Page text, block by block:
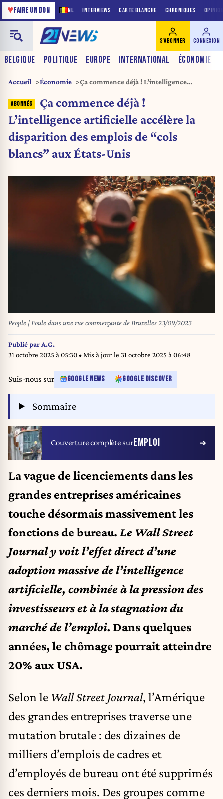
NL INTERVIEWS CARTE BLANCHE CHRONIQUES
♥FAIRE UN DON
BELGIQUE POLITIQUE EUROPE INTERNATIONAL ÉCONOMIE
S'ABONNER CONNEXION
Accueil Économie
Ça commence déjà ! L’intelligence
emplois de “cols blancs” aux États-Unis
Ça commence déjà !
L’intelligence artificielle accélère la
disparition des emplois de “cols
blancs” aux États-Unis
People | Foule dans une rue commerçante de Bruxelles 23/09/2023
Publié par A.G.
31 octobre 2025 à 05:30• Mis à jour le 31 octobre 2025 à 06:48
Suis-nous sur GOOGLE NEWS GOOGLE DISCOVER
Sommaire
Couverture complète surEMPLOI
La vague de licenciements dans les
grandes entreprises américaines
touche désormais massivement les
fonctions de bureau. Le Wall Street
Journal y voit l’effet direct d’une
adoption massive de l’intelligence
artificielle, combinée à la pression des
investisseurs et à la stagnation du
marché de l’emploi. Dans quelques
années, le chômage pourrait atteindre
20% aux USA.
Selon le Wall Street Journal, l’Amérique
des grandes entreprises traverse une
mutation brutale : des dizaines de
milliers d’emplois de cadres et
d’employés de bureau ont été supprimés
ces derniers mois. Des groupes comme